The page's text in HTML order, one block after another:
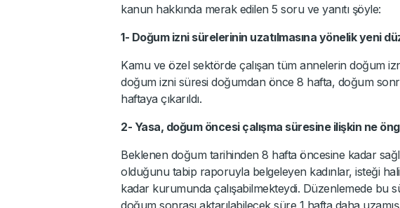
kanun hakkında merak edilen 5 soru ve yanıtı şöyle:
1- Doğum izni sürelerinin uzatılmasına yönelik yeni
Kamu ve özel sektörde çalışan tüm annelerin doğum
doğum izni süresi doğumdan önce 8 hafta, doğum
haftaya çıkarıldı.
2- Yasa, doğum öncesi çalışma süresine ilişkin ne
Beklenen doğum tarihinden 8 hafta öncesine kadar
olduğunu tabip raporuyla belgeleyen kadınlar, isteği
kadar kurumunda çalışabilmekteydi. Düzenlemede bu
doğum sonrası aktarılabilecek süre 1 hafta daha